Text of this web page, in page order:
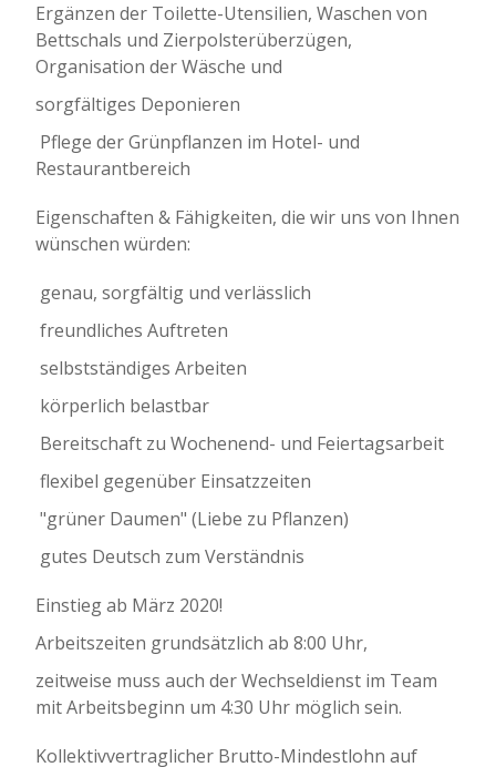
Ergänzen der Toilette-Utensilien, Waschen von
Bettschals und Zierpolsterüberzügen,
Organisation der Wäsche und
sorgfältiges Deponieren
 Pflege der Grünpflanzen im Hotel- und
Restaurantbereich
Eigenschaften & Fähigkeiten, die wir uns von Ihnen
wünschen würden:
 genau, sorgfältig und verlässlich
 freundliches Auftreten
 selbstständiges Arbeiten
 körperlich belastbar
 Bereitschaft zu Wochenend- und Feiertagsarbeit
 flexibel gegenüber Einsatzzeiten
 "grüner Daumen" (Liebe zu Pflanzen)
 gutes Deutsch zum Verständnis
Einstieg ab März 2020!
Arbeitszeiten grundsätzlich ab 8:00 Uhr,
zeitweise muss auch der Wechseldienst im Team
mit Arbeitsbeginn um 4:30 Uhr möglich sein.
Kollektivvertraglicher Brutto-Mindestlohn auf